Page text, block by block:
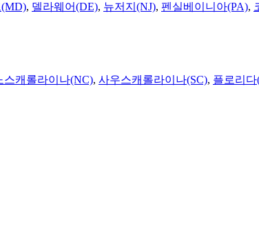
, 델라웨어(DE), 뉴저지(NJ), 펜실베이니아(PA),
스캐롤라이나(NC), 사우스캐롤라이나(SC), 플로리